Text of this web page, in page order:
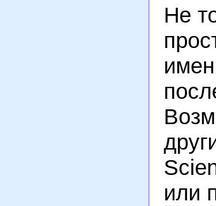
Не
или